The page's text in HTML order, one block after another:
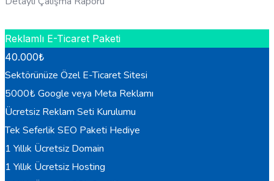
Reklamlı E-Ticaret Paketi
40.000₺
Sektörünüze Özel E-Ticaret Sitesi
5000₺ Google veya Meta Reklamı
Ücretsiz Reklam Seti Kurulumu
Tek Seferlik SEO Paketi Hediye
1 Yıllık Ücretsiz Domain
1 Yıllık Ücretsiz Hosting